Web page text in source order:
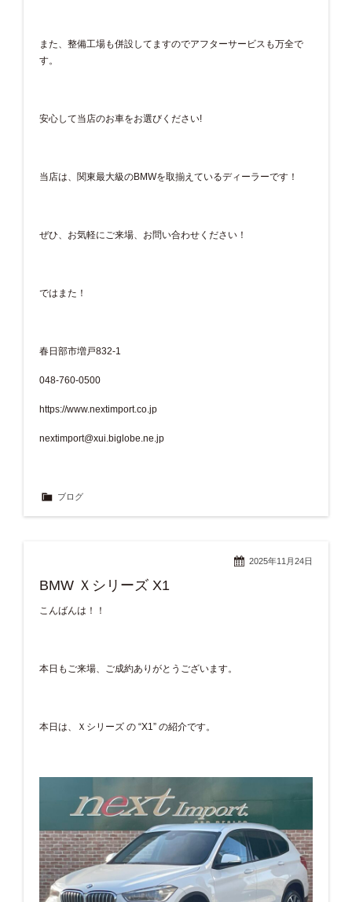
また、整備工場も併設してますのでアフターサービスも万全で
す。
安心して当店のお車をお選びください!
当店は、関東最大級のBMWを取揃えているディーラーです！
ぜひ、お気軽にご来場、お問い合わせください！
ではまた！
春日部市増戸832-1
048-760-0500
https://www.nextimport.co.jp
nextimport@xui.biglobe.ne.jp
ブログ
2025年11月24日
BMW Ｘシリーズ X1
こんばんは！！
本日もご来場、ご成約ありがとうございます。
本日は、Ｘシリーズ の “X1” の紹介です。